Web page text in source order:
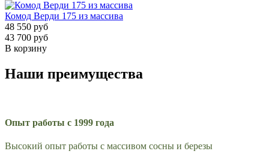
Комод Верди 175 из массива
48 550 руб
43 700 руб
В корзину
Наши преимущества
Опыт работы с 1999 года
Высокий опыт работы с массивом сосны и березы